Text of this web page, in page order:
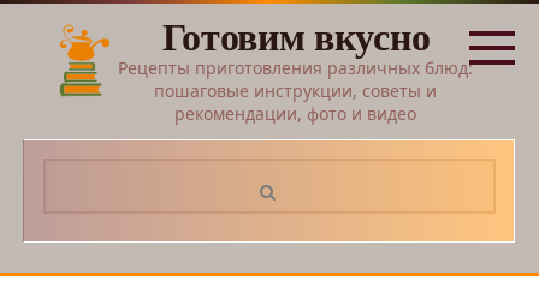
Перейти
контенту
Готовим вкусно
Рецепты приготовления различных блюд:
пошаговые инструкции, советы и
рекомендации, фото и видео